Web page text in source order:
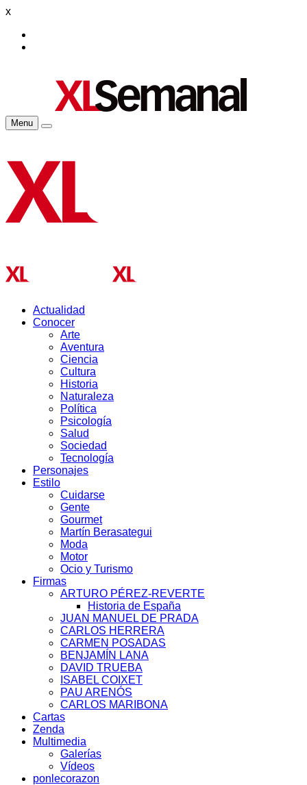
x
Menu
Actualidad
Conocer
Arte
Aventura
Ciencia
Cultura
Historia
Naturaleza
Política
Psicología
Salud
Sociedad
Tecnología
Personajes
Estilo
Cuidarse
Gente
Gourmet
Martín Berasategui
Moda
Motor
Ocio y Turismo
Firmas
ARTURO PÉREZ-REVERTE
Historia de España
JUAN MANUEL DE PRADA
CARLOS HERRERA
CARMEN POSADAS
BENJAMÍN LANA
DAVID TRUEBA
ISABEL COIXET
PAU ARENÓS
CARLOS MARIBONA
Cartas
Zenda
Multimedia
Galerías
Vídeos
ponlecorazon